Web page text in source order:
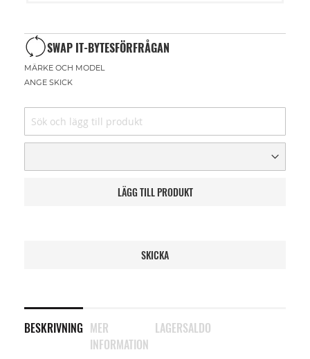
SWAP IT-BYTESFÖRFRÅGAN
MÄRKE OCH MODEL
ANGE SKICK
LÄGG TILL PRODUKT
SKICKA
BESKRIVNING MER
INFORMATION
LAGERSALDO